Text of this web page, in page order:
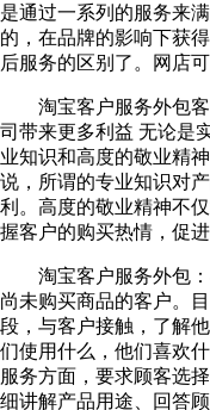
是通过一系列的服务来
的，在品牌的影响下获
后服务的区别了。网店
淘宝客户服务外包客
司带来更多利益 无论是
业知识和高度的敬业精
说，所谓的专业知识对
利。高度的敬业精神不
握客户的购买热情，促进
淘宝客户服务外包：
尚未购买商品的客户。
段，与客户接触，了解
们使用什么，他们喜欢
服务方面，要求顾客选
细讲解产品用途、回答